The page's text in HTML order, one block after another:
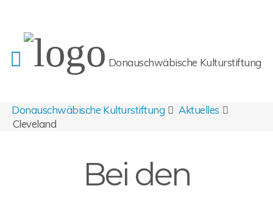
Donauschwäbische Kulturstiftung
Donauschwäbische Kulturstiftung
Aktuelles
Cleveland
Bei den